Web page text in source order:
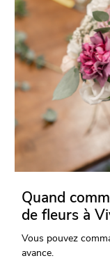
Quand
de fleurs à
Vous pouvez
avance.